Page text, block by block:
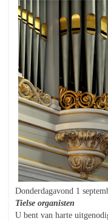
Donderdagavond 1
Tielse organisten
U bent van harte